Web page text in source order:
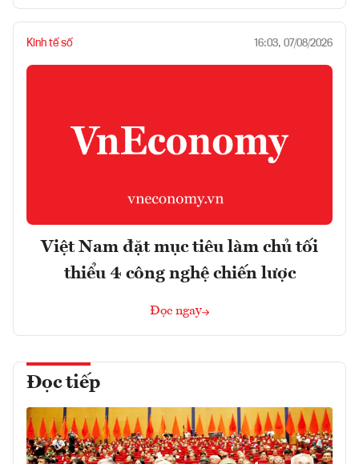
Kinh tế số 16:03, 07/08/2026
Việt Nam đặt mục tiêu làm chủ tối
thiểu 4 công nghệ chiến lược
Đọc ngay
Đọc tiếp